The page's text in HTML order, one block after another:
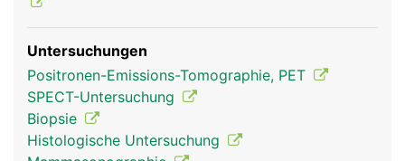
Untersuchungen
Positronen-Emissions-Tomographie, PET
SPECT-Untersuchung
Biopsie
Histologische Untersuchung